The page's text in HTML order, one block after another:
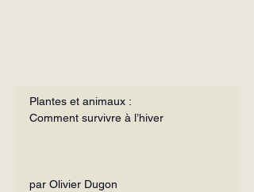
Plantes et animaux :
Comment survivre à l’hiver
par Olivier Dugon